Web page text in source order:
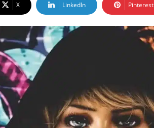
X LinkedIn Pinterest